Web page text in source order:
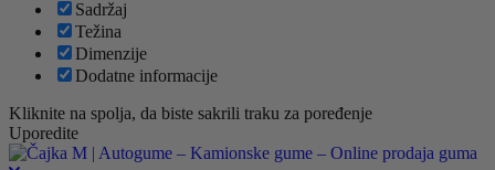
Sadržaj
Težina
Dimenzije
Dodatne informacije
Kliknite na spolja, da biste sakrili traku za poređenje
Uporedite